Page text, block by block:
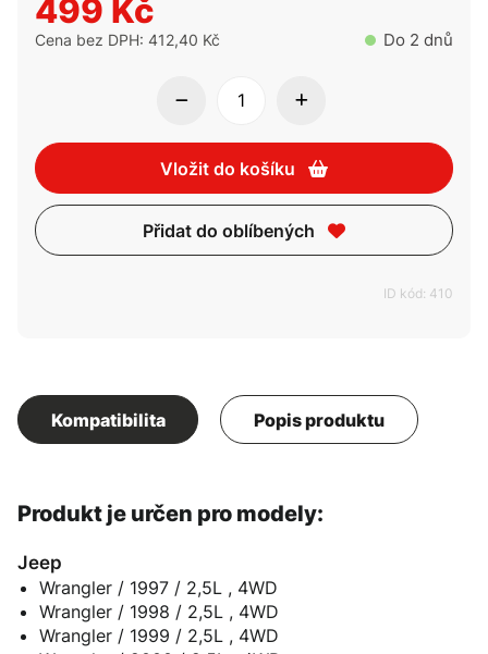
499 Kč
Cena bez DPH: 412,40 Kč Do 2 dnů
Vložit do košíku
Přidat do oblíbených
ID kód: 410
Kompatibilita Popis produktu
Produkt je určen pro modely:
Jeep
Wrangler / 1997 / 2,5L , 4WD
Wrangler / 1998 / 2,5L , 4WD
Wrangler / 1999 / 2,5L , 4WD